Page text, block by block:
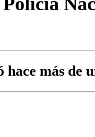
más de